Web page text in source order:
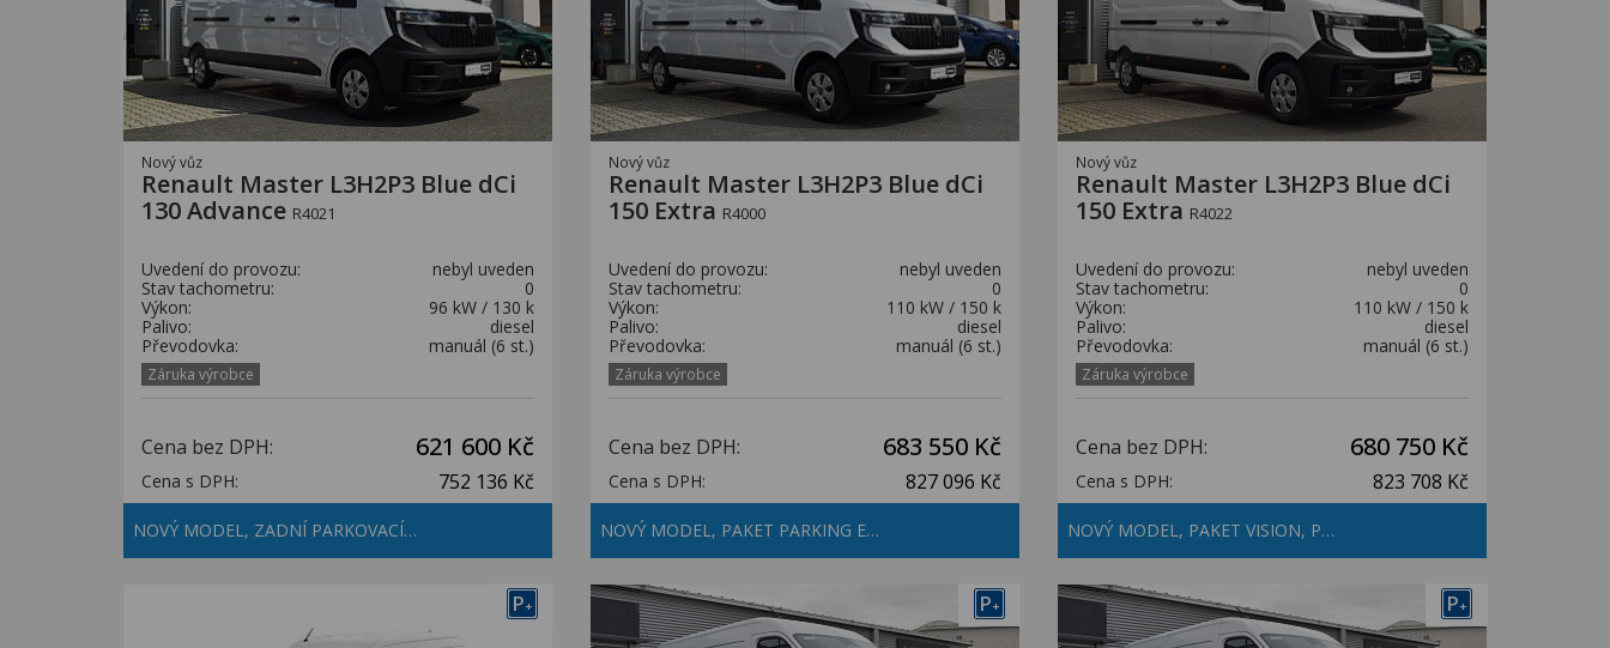
Nový vůz
Renault Master L3H2P3 Blue dCi
130 Advance R4021
Uvedení do provozu:
nebyl uveden
Stav tachometru:
0
Výkon:
96 kW / 130 k
Palivo:
diesel
Převodovka:
manuál (6 st.)
Záruka výrobce
Cena bez DPH: 621 600 Kč
Cena s DPH: 752 136 Kč
NOVÝ MODEL, ZADNÍ PARKOVACÍ…
Nový vůz
Renault Master L3H2P3 Blue dCi
150 Extra R4000
Uvedení do provozu:
nebyl uveden
Stav tachometru:
0
Výkon:
110 kW / 150 k
Palivo:
diesel
Převodovka:
manuál (6 st.)
Záruka výrobce
Cena bez DPH: 683 550 Kč
Cena s DPH: 827 096 Kč
NOVÝ MODEL, PAKET PARKING E…
Nový vůz
Renault Master L3H2P3 Blue dCi
150 Extra R4022
Uvedení do provozu:
nebyl uveden
Stav tachometru:
0
Výkon:
110 kW / 150 k
Palivo:
diesel
Převodovka:
manuál (6 st.)
Záruka výrobce
Cena bez DPH: 680 750 Kč
Cena s DPH: 823 708 Kč
NOVÝ MODEL, PAKET VISION, P…
P+ P+ P+